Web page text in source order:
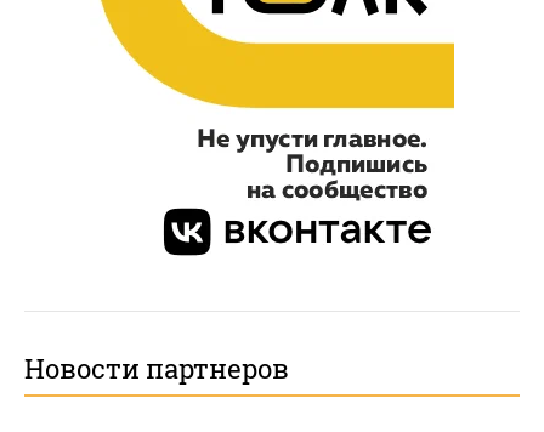
Новости партнеров